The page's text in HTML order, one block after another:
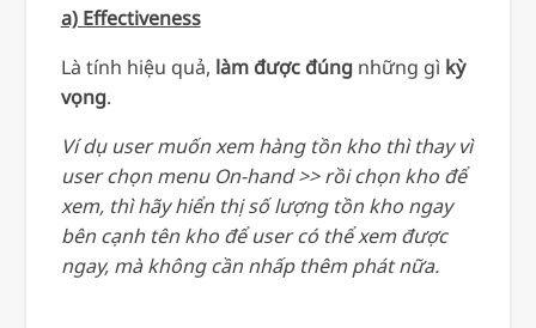
a) Effectiveness
Là tính hiệu quả, làm được đúngnhững gì kỳ
vọng.
Ví dụ user muốn xem hàng tồn kho thì thay vì
user chọn menu On-hand >> rồi chọn kho để
xem, thì hãy hiển thị số lượng tồn kho ngay
bên cạnh tên kho để user có thể xem được
ngay, mà không cần nhấp thêm phát nữa.